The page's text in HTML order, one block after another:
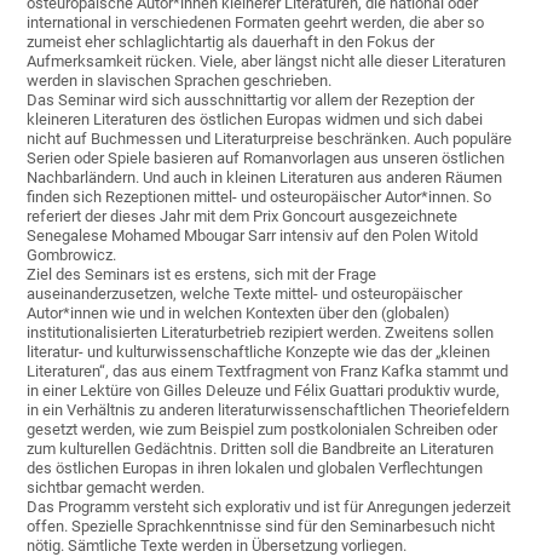
international in verschiedenen Formaten geehrt werden, die aber so
zumeist eher schlaglichtartig als dauerhaft in den Fokus der
Aufmerksamkeit rücken. Viele, aber längst nicht alle dieser Literaturen
werden in slavischen Sprachen geschrieben.
Das Seminar wird sich ausschnittartig vor allem der Rezeption der
kleineren Literaturen des östlichen Europas widmen und sich dabei
nicht auf Buchmessen und Literaturpreise beschränken. Auch populäre
Serien oder Spiele basieren auf Romanvorlagen aus unseren östlichen
Nachbarländern. Und auch in kleinen Literaturen aus anderen Räumen
finden sich Rezeptionen mittel- und osteuropäischer Autor*innen. So
referiert der dieses Jahr mit dem Prix Goncourt ausgezeichnete
Senegalese Mohamed Mbougar Sarr intensiv auf den Polen Witold
Gombrowicz.
Ziel des Seminars ist es erstens, sich mit der Frage
auseinanderzusetzen, welche Texte mittel- und osteuropäischer
Autor*innen wie und in welchen Kontexten über den (globalen)
institutionalisierten Literaturbetrieb rezipiert werden. Zweitens sollen
literatur- und kulturwissenschaftliche Konzepte wie das der „kleinen
Literaturen“, das aus einem Textfragment von Franz Kafka stammt und
in einer Lektüre von Gilles Deleuze und Félix Guattari produktiv wurde,
in ein Verhältnis zu anderen literaturwissenschaftlichen Theoriefeldern
gesetzt werden, wie zum Beispiel zum postkolonialen Schreiben oder
zum kulturellen Gedächtnis. Dritten soll die Bandbreite an Literaturen
des östlichen Europas in ihren lokalen und globalen Verflechtungen
sichtbar gemacht werden.
Das Programm versteht sich explorativ und ist für Anregungen jederzeit
offen. Spezielle Sprachkenntnisse sind für den Seminarbesuch nicht
nötig. Sämtliche Texte werden in Übersetzung vorliegen.